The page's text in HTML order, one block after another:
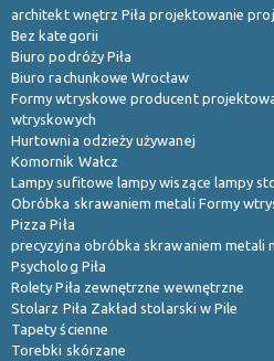
architekt wnętrz Piła projektowanie
Bez kategorii
Biuro podróży Piła
Biuro rachunkowe Wrocław
Formy wtryskowe producent
wtryskowych
Hurtownia odzieży używanej
Komornik Wałcz
Lampy sufitowe lampy wiszące lampy
Obróbka skrawaniem metali Formy
Pizza Piła
precyzyjna obróbka skrawaniem metali
Psycholog Piła
Rolety Piła zewnętrzne wewnętrzne
Stolarz Piła Zakład stolarski w Pile
Tapety ścienne
Torebki skórzane